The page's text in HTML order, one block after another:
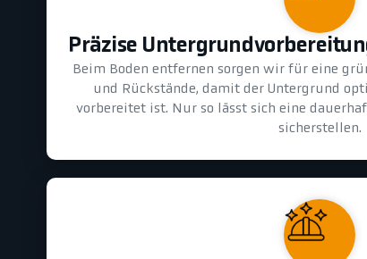
Präzise
Beim Boden entfernen sorgen wir für eine
und Rückstände, damit der Untergrund
vorbereitet ist. Nur so lässt sich eine
sicherstellen.